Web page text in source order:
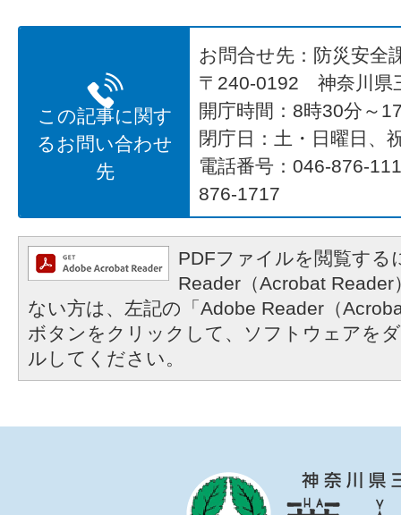
この記事に関す
るお問い合わせ
先
お問合せ先：防災安全
〒240-0192 神奈川県
開庁時間：8時30分～
閉庁日：土・日曜日、
電話番号：046-876-
876-1717
PDFファイルを閲覧する
Reader（Acrobat
ない方は、左記の「Adobe Reader（
ボタンをクリックして、ソフトウェアを
ルしてください。